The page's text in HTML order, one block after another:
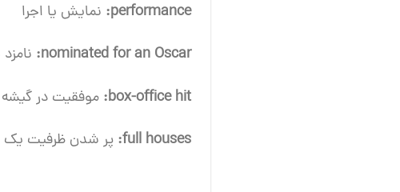
performance: نمایش یا اجرا
nominated for an Oscar:
box-office hit: موفقیت در
full houses: پر شدن ظرفیت یک